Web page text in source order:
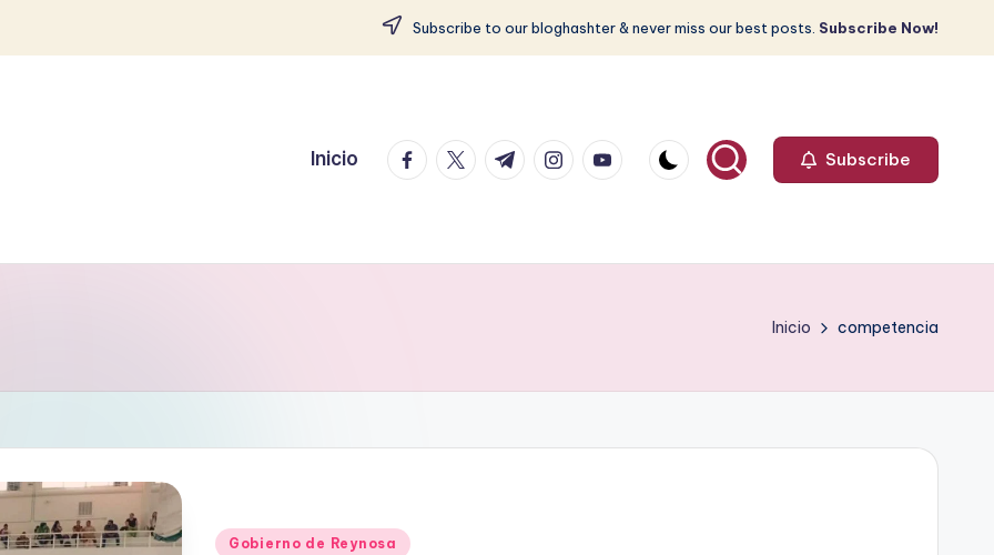
Subscribe to our bloghashter & never miss our best posts. Subscribe Now!
Inicio facebook.com
twitter.com
t.me instagram.com
youtube.com Subscribe
Inicio competencia
Publicado
Gobierno de Reynosa